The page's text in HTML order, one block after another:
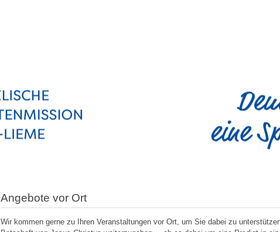
Angebote vor Ort
Wir kommen gerne zu Ihren Veranstaltungen vor Ort, um Sie dabei zu